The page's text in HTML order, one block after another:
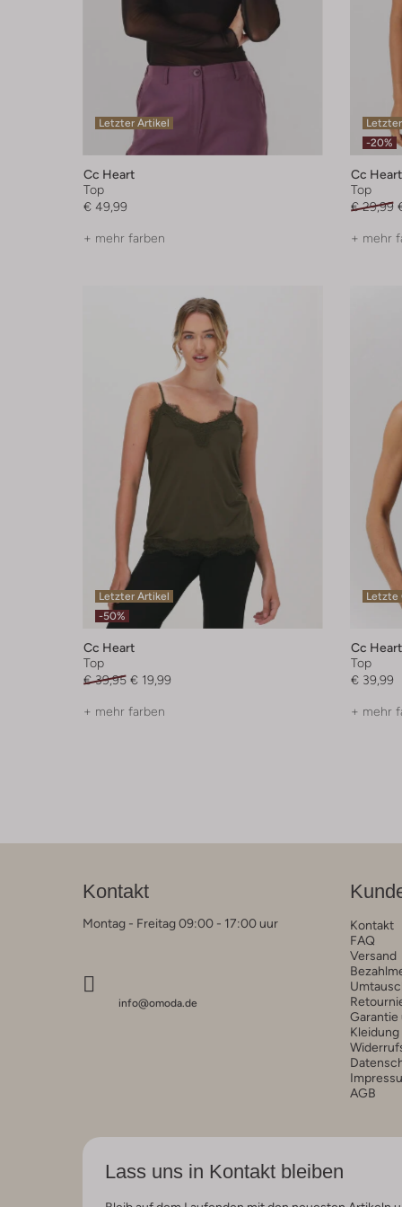
Letzter Artikel
Cc Heart
Top
€ 49,99
+ mehr farben
-20%
Cc Heart
Top
€ 29,99
+ mehr
Letzter Artikel
-50%
Cc Heart
Top
€ 39,95 € 19,99
+ mehr farben
Letzte
Cc Heart
Top
€ 39,99
+ mehr
Kontakt
Montag - Freitag 09:00 - 17:00 uur
info@omoda.de
Kontakt
FAQ
Versand
Garantie
AGB
Lass uns in Kontakt bleiben